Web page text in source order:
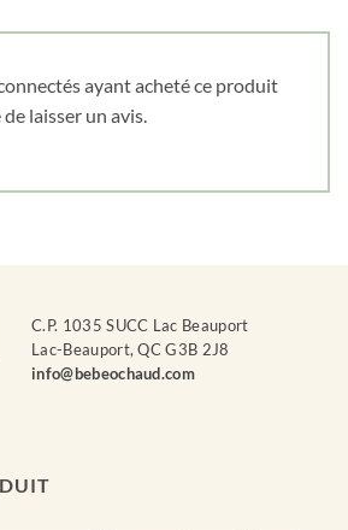
ayant acheté ce produit
laisser un avis.
C.P. 1035 SUCC Lac Beauport
Lac-Beauport, QC G3B 2J8
info@bebeochaud.com